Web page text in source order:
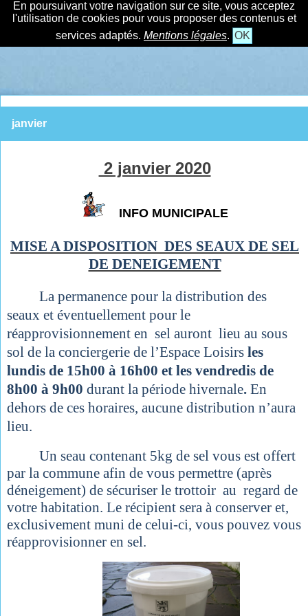
En poursuivant votre navigation sur ce site, vous acceptez
l'utilisation de cookies pour vous proposer des contenus et
services adaptés. Mentions légales. OK
janvier
2 janvier 2020
INFO MUNICIPALE
MISE A DISPOSITION DES SEAUX DE SEL
DE DENEIGEMENT
La permanence pour la distribution des
seaux et éventuellement pour le
réapprovisionnement en sel auront lieu au sous
sol de la conciergerie de l’Espace Loisirsles
lundis de 15h00 à 16h00 et les vendredis de
8h00 à 9h00durant la période hivernale.En
dehors de ces horaires, aucune distribution n’aura
lieu.
Un seau contenant 5kg de sel vous est offert
par la commune afin de vous permettre (après
déneigement) de sécuriser le trottoir au regard de
votre habitation. Le récipient sera à conserver et,
exclusivement muni de celui-ci, vous pouvez vous
réapprovisionner en sel.